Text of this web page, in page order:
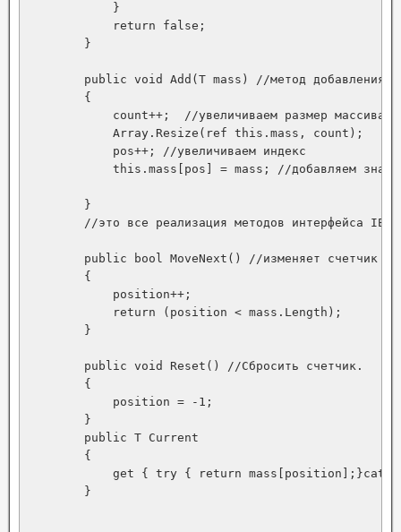
            }
            return false;
        }
public void Add(T mass) //метод добавления
        {
            count++;  //увеличиваем размер массива
            Array.Resize(ref this.mass, count);
            pos++; //увеличиваем индекс
this.mass[pos] = mass; //добавляем
        }
//это все реализация методов интерфейса
public bool MoveNext() //изменяет счетчик
        {
            position++;
            return (position < mass.Length);
        }
        public void Reset() //Сбросить счетчик.
        {
            position = -1;
        }
        public T Current
        {
get { try { return
        }